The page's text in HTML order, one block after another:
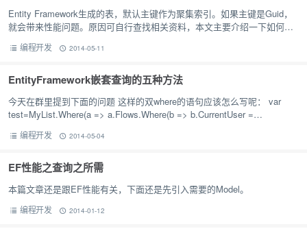
Entity Framework生成的表，默认主键作为聚集索引。如果主键是Guid，
就会带来性能问题。原因可自行查找相关资料，本文主要介绍一下如何使
编程开发 2014-05-11
EntityFramework嵌套查询的五种方法
今天在群里提到下面的问题 这样的双where的语句应该怎么写呢： var
test=MyList.Where(a => a.Flows.Where(b => b.CurrentUser =…
编程开发 2014-05-04
EF性能之查询之所需
本篇文章还是跟EF性能有关，下面还是先引入需要的Model。
编程开发 2014-01-12